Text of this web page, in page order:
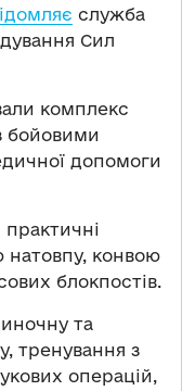
служба
Сил
комплекс
бойовими
допомоги
натовпу, конвою
блокпостів.
та
тренування з
операцій,